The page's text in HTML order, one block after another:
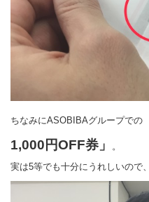
ちなみにASOBIBAグループでの
1,000円OFF券」
。
実は5等でも十分にうれしいので、